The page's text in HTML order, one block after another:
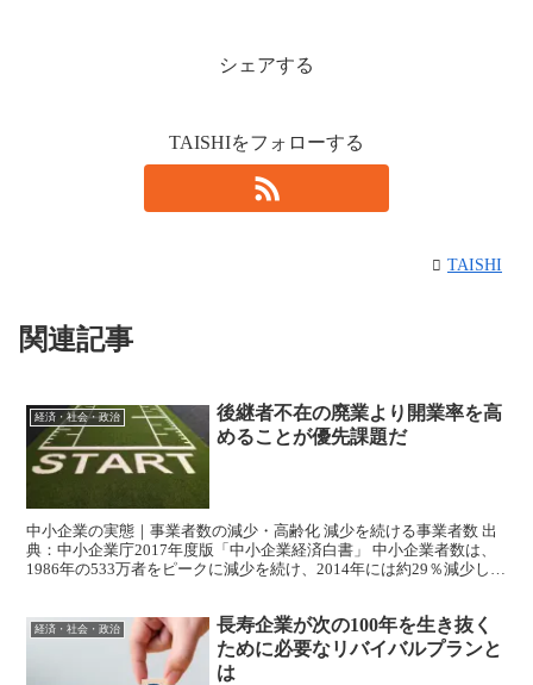
シェアする
TAISHIをフォローする
TAISHI
関連記事
経済・社会・政治
後継者不在の廃業より開業率を高
めることが優先課題だ
中小企業の実態｜事業者数の減少・高齢化 減少を続ける事業者数 出
典：中小企業庁2017年度版「中小企業経済白書」 中小企業者数は、
1986年の533万者をピークに減少を続け、2014年には約29％減少して
経済・社会・政治
長寿企業が次の100年を生き抜く
ために必要なリバイバルプランと
は